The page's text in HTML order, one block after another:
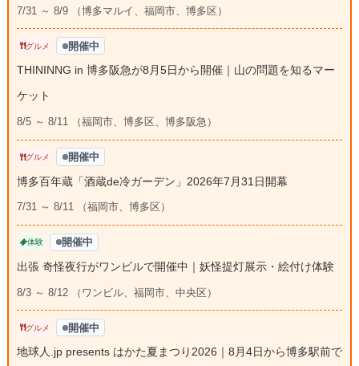
7/31 ～ 8/9 （博多マルイ、福岡市、博多区）
グルメ 開催中
THININNG in 博多阪急が8月5日から開催｜山の問題を知るマー
ケット
8/5 ～ 8/11 （福岡市、博多区、博多阪急）
グルメ 開催中
博多百年蔵「酒蔵de冷ガーデン」2026年7月31日開幕
7/31 ～ 8/11 （福岡市、博多区）
体験 開催中
出張 奇怪夜行がワンビルで開催中｜妖怪提灯展示・絵付け体験
8/3 ～ 8/12 （ワンビル、福岡市、中央区）
グルメ 開催中
地球人.jp presents はかた夏まつり2026｜8月4日から博多駅前で